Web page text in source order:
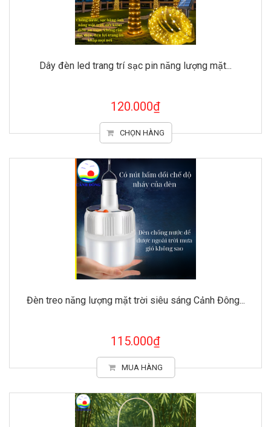
Dây đèn led trang trí sạc pin năng lượng mặt...
120.000₫
CHỌN HÀNG
Đèn treo năng lượng mặt trời siêu sáng Cảnh Đông...
115.000₫
MUA HÀNG